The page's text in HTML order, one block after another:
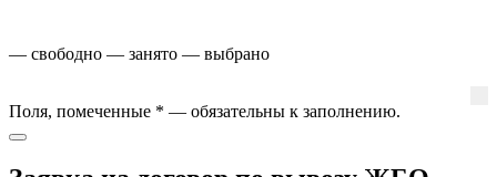
— свободно — занято — выбрано
Поля, помеченные * — обязательны к заполнению.